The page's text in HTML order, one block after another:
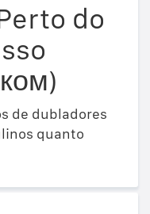
do
de dubladores
quanto